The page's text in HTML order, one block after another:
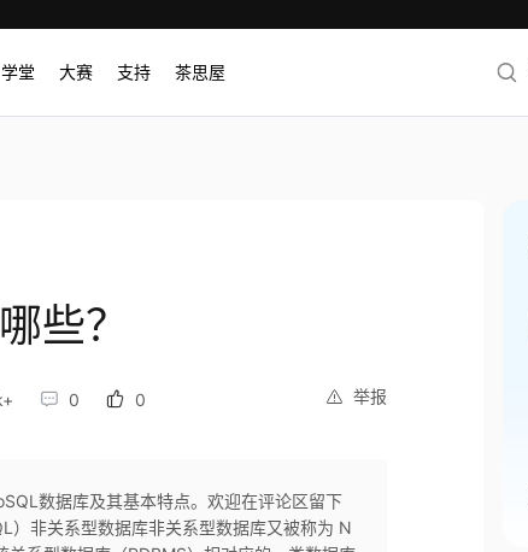
学堂 大赛 支持 茶思屋
些？
举报
0 0
数据库及其基本特点。欢迎在评论区留下
）非关系型数据库非关系型数据库又被称为 N